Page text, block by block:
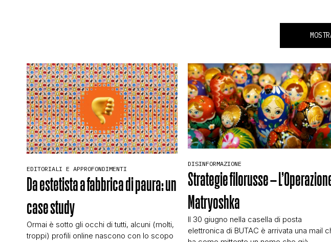
EDITORIALI E APPROFONDIMENTI
Da estetista a fabbrica di paura: un
case study
Ormai è sotto gli occhi di tutti, alcuni (molti,
troppi) profili online nascono con lo scopo
DISINFORMAZIONE
Strategie filorusse –
Matryoshka
Il 30 giugno nella casella di posta
elettronica di BUTAC è arrivata una mail